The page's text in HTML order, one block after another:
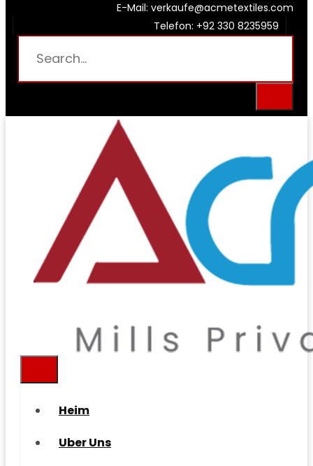
E-Mail: verkaufe@acmetextiles.com
Telefon: +92 330 8235959
Heim
Uber Uns